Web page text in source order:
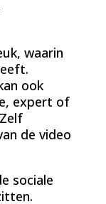
waarin
ook
expert of
de video
sociale